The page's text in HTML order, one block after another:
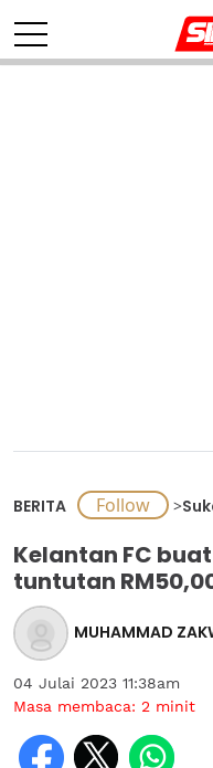
BERITA >
Kelantan FC
tuntutan
MUHAMMAD
04 Julai 2023 11:38am
Masa membaca: 2 minit